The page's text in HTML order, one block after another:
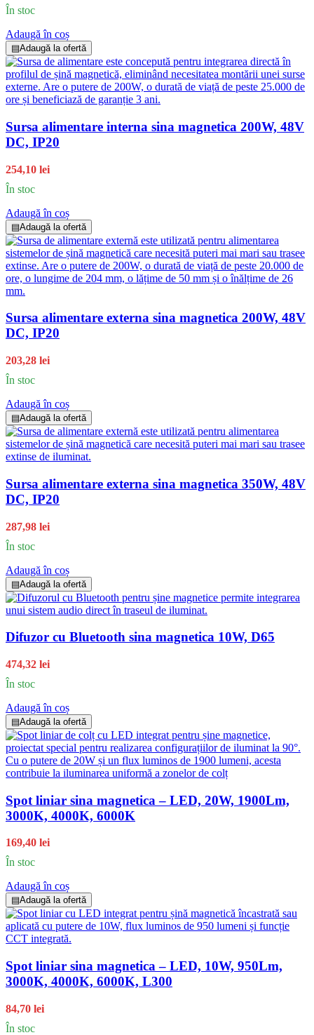
În stoc
Adaugă în coș
▤Adaugă la ofertă
Sursa alimentare interna sina magnetica 200W, 48V
DC, IP20
254,10 lei
În stoc
Adaugă în coș
▤Adaugă la ofertă
Sursa alimentare externa sina magnetica 200W, 48V
DC, IP20
203,28 lei
În stoc
Adaugă în coș
▤Adaugă la ofertă
Sursa alimentare externa sina magnetica 350W, 48V
DC, IP20
287,98 lei
În stoc
Adaugă în coș
▤Adaugă la ofertă
Difuzor cu Bluetooth sina magnetica 10W, D65
474,32 lei
În stoc
Adaugă în coș
▤Adaugă la ofertă
Spot liniar sina magnetica – LED, 20W, 1900Lm,
3000K, 4000K, 6000K
169,40 lei
În stoc
Adaugă în coș
▤Adaugă la ofertă
Spot liniar sina magnetica – LED, 10W, 950Lm,
3000K, 4000K, 6000K, L300
84,70 lei
În stoc